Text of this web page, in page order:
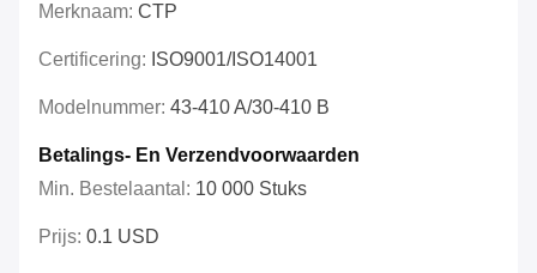
Merknaam: CTP
Certificering: ISO9001/ISO14001
Modelnummer: 43-410 A/30-410 B
Betalings- En Verzendvoorwaarden
Min. Bestelaantal: 10 000 Stuks
Prijs: 0.1 USD